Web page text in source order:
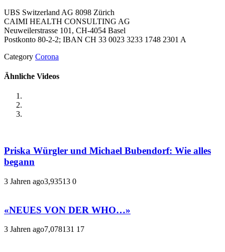
UBS Switzerland AG 8098 Zürich
CAIMI HEALTH CONSULTING AG
Neuweilerstrasse 101, CH-4054 Basel
Postkonto 80-2-2; IBAN CH 33 0023 3233 1748 2301 A
Category Corona
Ähnliche Videos
Priska Würgler und Michael Bubendorf: Wie alles
begann
3 Jahren ago3,93513 0
«NEUES VON DER WHO…»
3 Jahren ago7,078131 17